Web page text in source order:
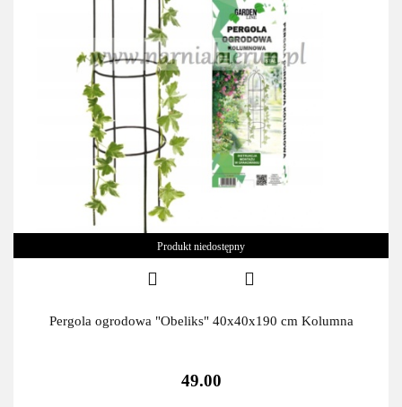
Produkt niedostępny
Pergola ogrodowa "Obeliks" 40x40x190 cm Kolumna
49.00